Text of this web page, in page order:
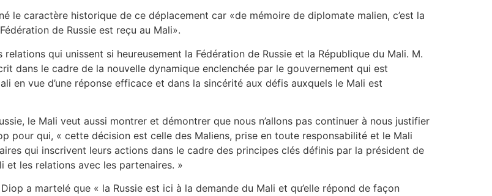
le caractère historique de ce déplacement car «de mémoire de diplomate malien, c’est la
de Russie est reçu au Mali».
qui unissent si heureusement la Fédération de Russie et la République du Mali. M.
dans le cadre de la nouvelle dynamique enclenchée par le gouvernement qui est
en vue d’une réponse efficace et dans la sincérité aux défis auxquels le Mali est
le Mali veut aussi montrer et démontrer que nous n’allons pas continuer à nous justifier
pour qui, « cette décision est celle des Maliens, prise en toute responsabilité et le Mali
qui inscrivent leurs actions dans le cadre des principes clés définis par la président de
et les relations avec les partenaires. »
a martelé que « la Russie est ici à la demande du Mali et qu’elle répond de façon